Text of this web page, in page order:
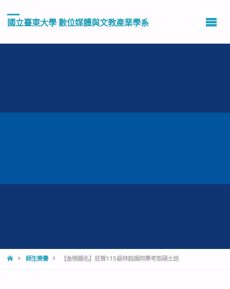
國立臺東大學 數位媒體與文教產業學系
HOME師生榮譽 【金榜題名】狂賀115級林鈺娟同學考取碩士班